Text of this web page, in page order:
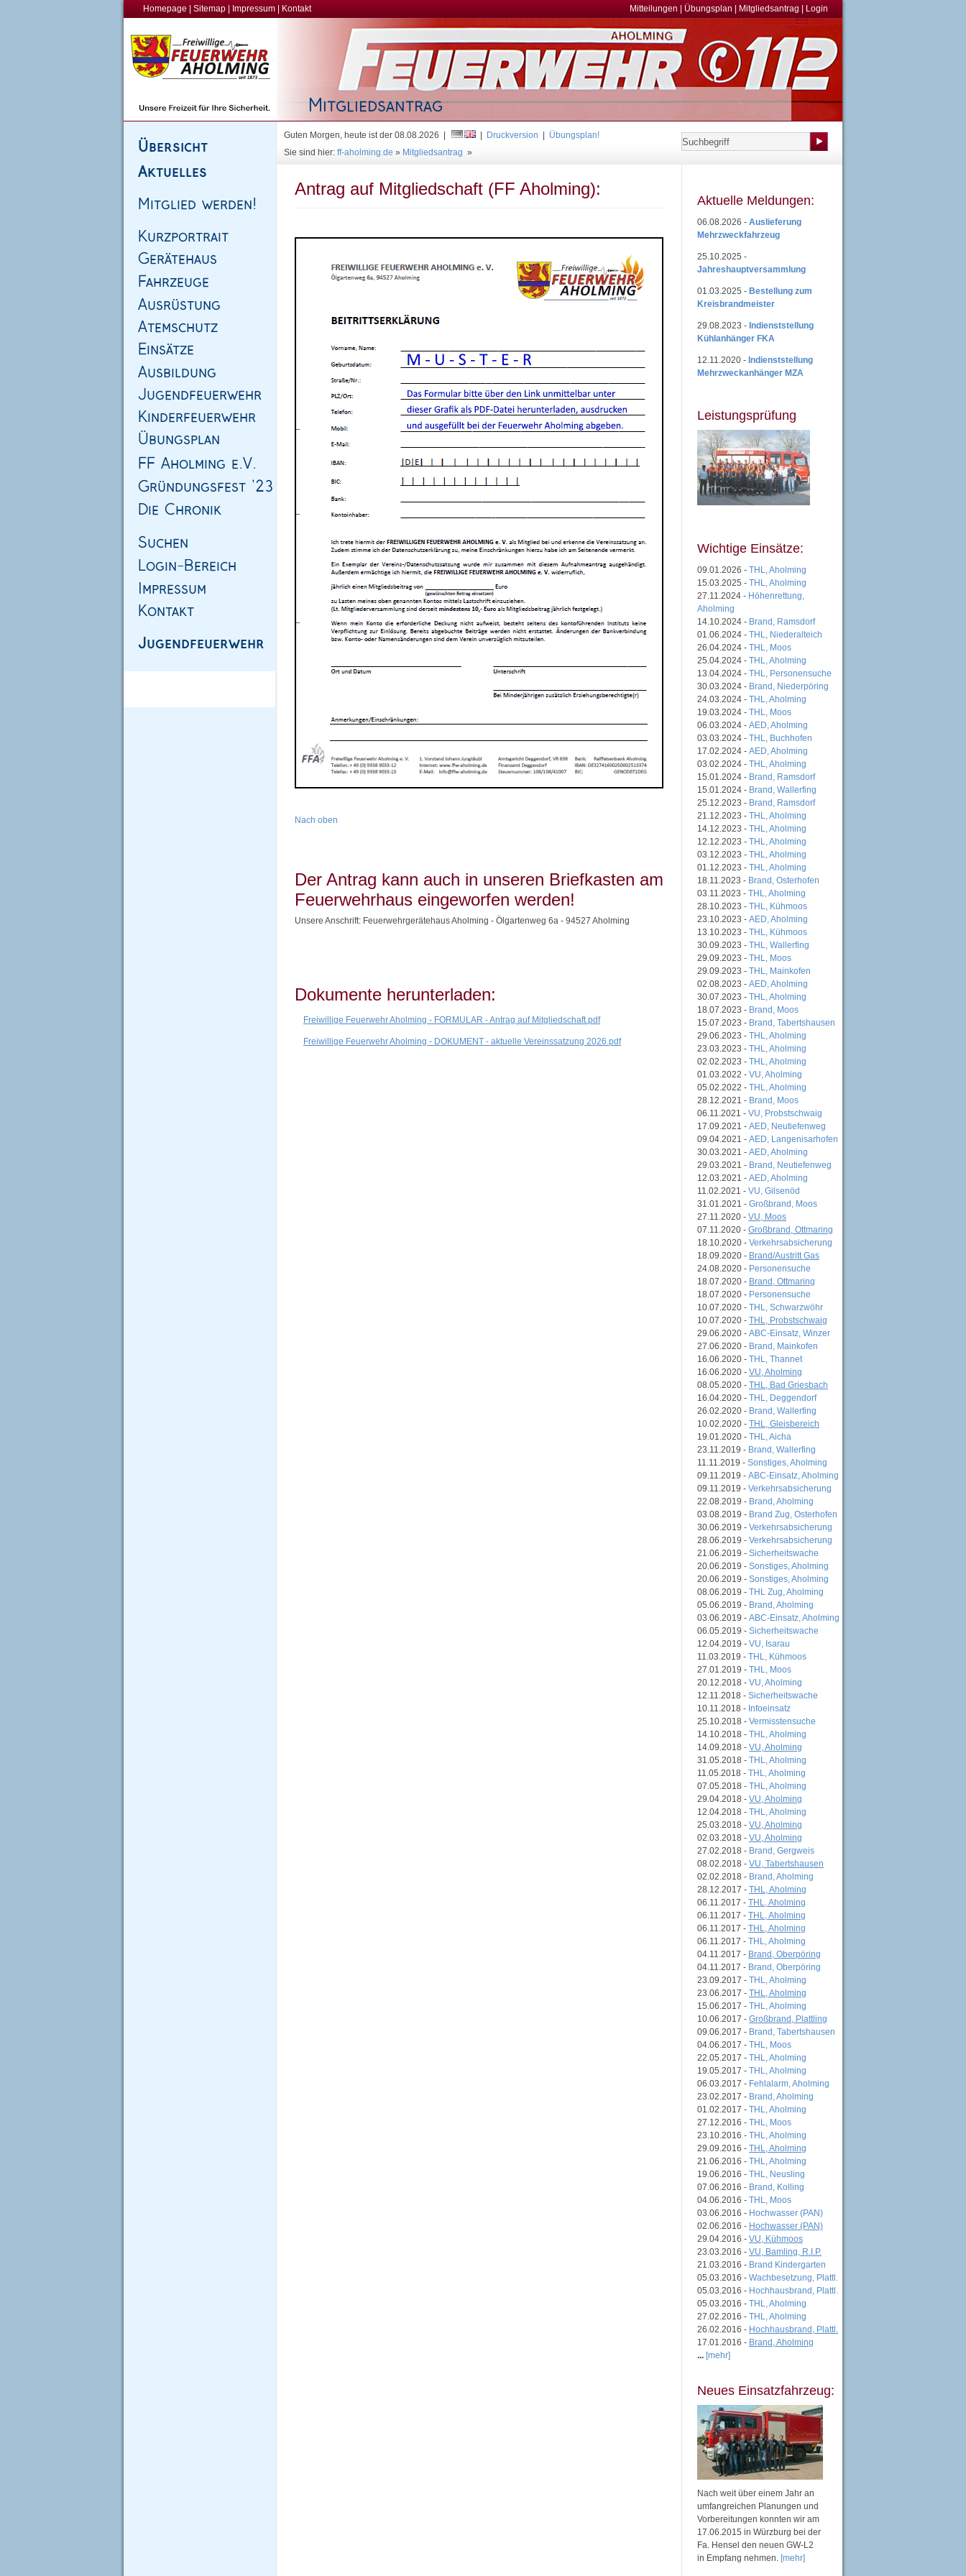
Homepage Sitemap Impressum Kontakt Mitteilungen Übungsplan Mitgliedsantrag Login
Guten Morgen, heute ist der 08.08.2026 | Druckversion
Übungsplan!
Sie sind hier: ff-aholming.de » Mitgliedsantrag »
Antrag auf Mitgliedschaft (FF Aholming):
Nach oben
Der Antrag kann auch in unseren Briefkasten am
Feuerwehrhaus eingeworfen werden!
Unsere Anschrift: Feuerwehrgerätehaus Aholming - Ölgartenweg 6a - 94527 Aholming
Dokumente herunterladen:
Freiwillige Feuerwehr Aholming - FORMULAR - Antrag auf Mitgliedschaft.pdf
Freiwillige Feuerwehr Aholming - DOKUMENT - aktuelle Vereinssatzung 2026.pdf
Aktuelle Meldungen:
06.08.2026 - Auslieferung
Mehrzweckfahrzeug
25.10.2025 -
Jahreshauptversammlung
01.03.2025 - Bestellung zum
Kreisbrandmeister
29.08.2023 - Indienststellung
Kühlanhänger FKA
12.11.2020 - Indienststellung
Mehrzweckanhänger MZA
Leistungsprüfung
Wichtige Einsätze:
09.01.2026 - THL, Aholming
15.03.2025 - THL, Aholming
27.11.2024 - Höhenrettung,
Aholming
14.10.2024 - Brand, Ramsdorf
01.06.2024 - THL, Niederalteich
26.04.2024 - THL, Moos
25.04.2024 - THL, Aholming
13.04.2024 - THL, Personensuche
30.03.2024 - Brand, Niederpöring
24.03.2024 - THL, Aholming
19.03.2024 - THL, Moos
06.03.2024 - AED, Aholming
03.03.2024 - THL, Buchhofen
17.02.2024 - AED, Aholming
03.02.2024 - THL, Aholming
15.01.2024 - Brand, Ramsdorf
15.01.2024 - Brand, Wallerfing
25.12.2023 - Brand, Ramsdorf
21.12.2023 - THL, Aholming
14.12.2023 - THL, Aholming
12.12.2023 - THL, Aholming
03.12.2023 - THL, Aholming
01.12.2023 - THL, Aholming
18.11.2023 - Brand, Osterhofen
03.11.2023 - THL, Aholming
28.10.2023 - THL, Kühmoos
23.10.2023 - AED, Aholming
13.10.2023 - THL, Kühmoos
30.09.2023 - THL, Wallerfing
29.09.2023 - THL, Moos
29.09.2023 - THL, Mainkofen
02.08.2023 - AED, Aholming
30.07.2023 - THL, Aholming
18.07.2023 - Brand, Moos
15.07.2023 - Brand, Tabertshausen
29.06.2023 - THL, Aholming
23.03.2023 - THL, Aholming
02.02.2023 - THL, Aholming
01.03.2022 - VU, Aholming
05.02.2022 - THL, Aholming
28.12.2021 - Brand, Moos
06.11.2021 - VU, Probstschwaig
17.09.2021 - AED, Neutiefenweg
09.04.2021 - AED, Langenisarhofen
30.03.2021 - AED, Aholming
29.03.2021 - Brand, Neutiefenweg
12.03.2021 - AED, Aholming
11.02.2021 - VU, Gilsenöd
31.01.2021 - Großbrand, Moos
27.11.2020 - VU, Moos
07.11.2020 - Großbrand, Ottmaring
18.10.2020 - Verkehrsabsicherung
18.09.2020 - Brand/Austritt Gas
24.08.2020 - Personensuche
18.07.2020 - Brand, Ottmaring
18.07.2020 - Personensuche
10.07.2020 - THL, Schwarzwöhr
10.07.2020 - THL, Probstschwaig
29.06.2020 - ABC-Einsatz, Winzer
27.06.2020 - Brand, Mainkofen
16.06.2020 - THL, Thannet
16.06.2020 - VU, Aholming
08.05.2020 - THL, Bad Griesbach
16.04.2020 - THL, Deggendorf
26.02.2020 - Brand, Wallerfing
10.02.2020 - THL, Gleisbereich
19.01.2020 - THL, Aicha
23.11.2019 - Brand, Wallerfing
11.11.2019 - Sonstiges, Aholming
09.11.2019 - ABC-Einsatz, Aholming
09.11.2019 - Verkehrsabsicherung
22.08.2019 - Brand, Aholming
03.08.2019 - Brand Zug, Osterhofen
30.06.2019 - Verkehrsabsicherung
28.06.2019 - Verkehrsabsicherung
21.06.2019 - Sicherheitswache
20.06.2019 - Sonstiges, Aholming
20.06.2019 - Sonstiges, Aholming
08.06.2019 - THL Zug, Aholming
05.06.2019 - Brand, Aholming
03.06.2019 - ABC-Einsatz, Aholming
06.05.2019 - Sicherheitswache
12.04.2019 - VU, Isarau
11.03.2019 - THL, Kühmoos
27.01.2019 - THL, Moos
20.12.2018 - VU, Aholming
12.11.2018 - Sicherheitswache
10.11.2018 - Infoeinsatz
25.10.2018 - Vermisstensuche
14.10.2018 - THL, Aholming
14.09.2018 - VU, Aholming
31.05.2018 - THL, Aholming
11.05.2018 - THL, Aholming
07.05.2018 - THL, Aholming
29.04.2018 - VU, Aholming
12.04.2018 - THL, Aholming
25.03.2018 - VU, Aholming
02.03.2018 - VU, Aholming
27.02.2018 - Brand, Gergweis
08.02.2018 - VU, Tabertshausen
02.02.2018 - Brand, Aholming
28.12.2017 - THL, Aholming
06.11.2017 - THL, Aholming
06.11.2017 - THL, Aholming
06.11.2017 - THL, Aholming
06.11.2017 - THL, Aholming
04.11.2017 - Brand, Oberpöring
04.11.2017 - Brand, Oberpöring
23.09.2017 - THL, Aholming
23.06.2017 - THL, Aholming
15.06.2017 - THL, Aholming
10.06.2017 - Großbrand, Plattling
09.06.2017 - Brand, Tabertshausen
04.06.2017 - THL, Moos
22.05.2017 - THL, Aholming
19.05.2017 - THL, Aholming
06.03.2017 - Fehlalarm, Aholming
23.02.2017 - Brand, Aholming
01.02.2017 - THL, Aholming
27.12.2016 - THL, Moos
23.10.2016 - THL, Aholming
29.09.2016 - THL, Aholming
21.06.2016 - THL, Aholming
19.06.2016 - THL, Neusling
07.06.2016 - Brand, Kolling
04.06.2016 - THL, Moos
03.06.2016 - Hochwasser (PAN)
02.06.2016 - Hochwasser (PAN)
29.04.2016 - VU, Kühmoos
23.03.2016 - VU, Bamling, R.I.P.
21.03.2016 - Brand Kindergarten
05.03.2016 - Wachbesetzung, Plattl.
05.03.2016 - Hochhausbrand, Plattl.
05.03.2016 - THL, Aholming
27.02.2016 - THL, Aholming
26.02.2016 - Hochhausbrand, Plattl.
17.01.2016 - Brand, Aholming
... [mehr]
Neues Einsatzfahrzeug:
Nach weit über einem Jahr an
umfangreichen Planungen und
Vorbereitungen konnten wir am
17.06.2015 in Würzburg bei der
Fa. Hensel den neuen GW-L2
in Empfang nehmen. [mehr]